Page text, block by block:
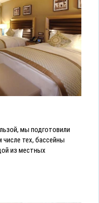
мы подготовили
тех, бассейны
из местных